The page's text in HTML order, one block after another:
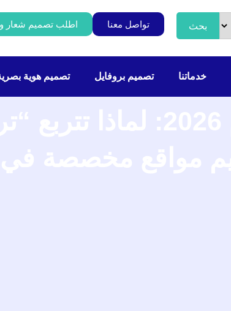
بحث تواصل معنا اطلب تصميم شعار
خدماتنا تصميم بروفايل تصميم هوية